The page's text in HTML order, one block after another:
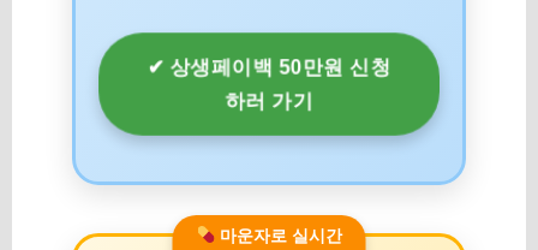
✔ 상생페이백 50만원 신청
하러 가기
마운자로 실시간